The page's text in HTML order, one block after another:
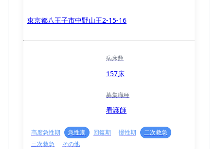
東京都八王子市中野山王2-15-16
病床数
157床
募集職種
看護師
高度急性期 急性期 回復期 慢性期
二次救急
三次救急
その他